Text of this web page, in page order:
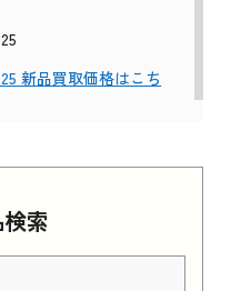
索
新品買取価格はこち
2025 新品買取価格はこ